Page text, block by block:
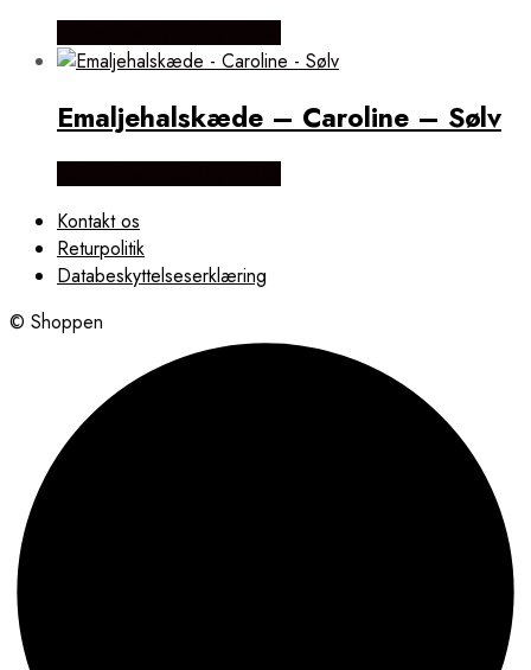
Emaljehalskæde – Caroline – Sølv
Kontakt os
Returpolitik
Databeskyttelseserklæring
© Shoppen